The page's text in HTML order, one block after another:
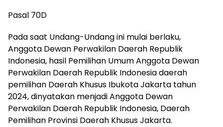
Pasal 70D
Pada saat Undang-Undang ini mulai berlaku,
Anggota Dewan Perwakilan Daerah Republik
Indonesia, hasil Pemilihan Umum Anggota Dewan
Perwakilan Daerah Republik Indonesia daerah
pemilihan Daerah Khusus Ibukota Jakarta tahun
2024, dinyatakan menjadi Anggota Dewan
Perwakilan Daerah Republik Indonesia, Daerah
Pemilihan Provinsi Daerah Khusus Jakarta.